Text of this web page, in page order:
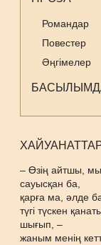
Романдар
Повестер
Әңгімелер
– Өзің айтшы,
сауысқан ба,
қарға ма, әлде
түгі түскен
шығып, –
жаным менің